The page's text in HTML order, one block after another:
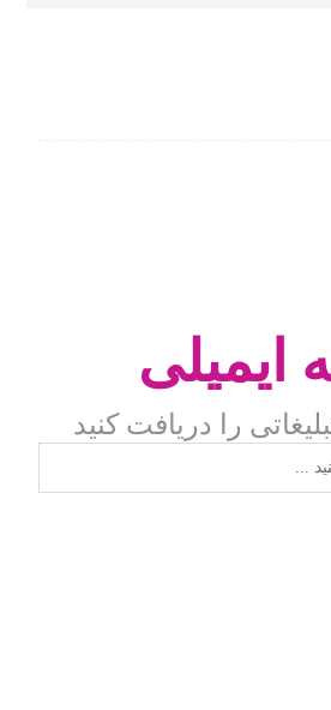
ایمیلی
را دریافت کنید